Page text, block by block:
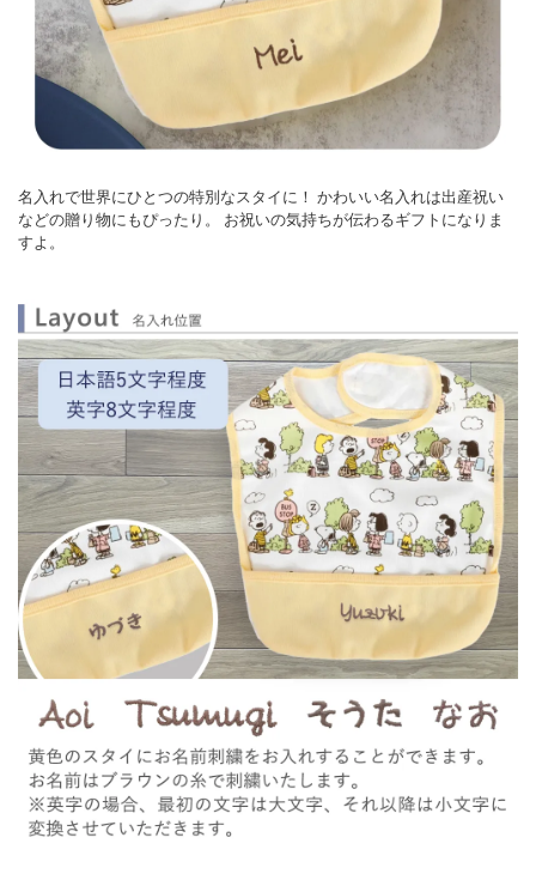
名入れで世界にひとつの特別なスタイに！ かわいい名入れは出産祝い
などの贈り物にもぴったり。
お祝いの気持ちが伝わるギフトになりま
すよ。